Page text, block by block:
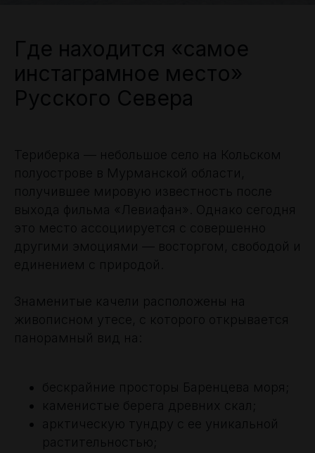
Где находится «самое
инстаграмное место»
Русского Севера
Териберка — небольшое село на Кольском
полуострове в Мурманской области,
получившее мировую известность после
выхода фильма «Левиафан». Однако сегодня
это место ассоциируется с совершенно
другими эмоциями — восторгом, свободой и
единением с природой.
Знаменитые качели расположены на
живописном утесе, с которого открывается
панорамный вид на:
бескрайние просторы Баренцева моря;
каменистые берега древних скал;
арктическую тундру с ее уникальной
растительностью;